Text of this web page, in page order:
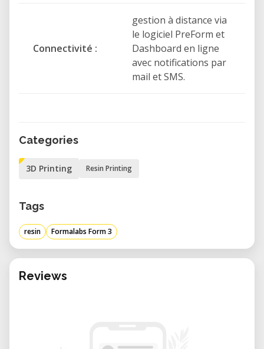
Connectivité :
gestion à distance via
le logiciel PreForm et
Dashboard en ligne
avec notifications par
mail et SMS.
Categories
3D Printing Resin Printing
Tags
resin Formalabs Form 3
Reviews